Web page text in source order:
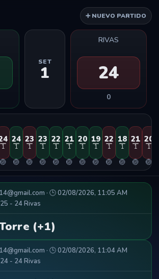
➕ NUEVO PARTIDO
SET
1
RIVAS
24
0
1
🏐
24
1
🏐
23
1
🏐
23
1
🏐
22
1
🏐
21
1
🏐
20
1
🏐
19
1
🏐
22
1
🏐
18
1
🏐
21
1
🏐
20
1
🏐
· 🕒 02/08/2026, 11:05 AM
- 24 Rivas
(+1)
· 🕒 02/08/2026, 11:04 AM
- 24 Rivas